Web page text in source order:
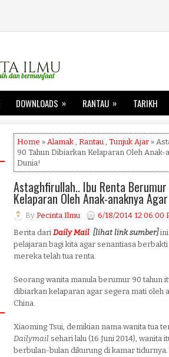
DOWNLOADS » RANTAU » TARIKH
Home » Alamak , Rantau , Tunjuk Ajar »
90 Tahun Dibiarkan Kelaparan Oleh
Dunia!
Astaghfirullah.. Ibu Renta
Kelaparan Oleh Anak-anaknya
By Pecinta Ilmu 6/18/2014 12:06:00
Berita dari Daily Mail [lihat link sumber]
pelajaran bagi kita agar senantiasa
mereka telah tua renta.
Seorang wanita manula berumur 90 tahun
dibiarkan kelaparan agar segera mati oleh
China.
Xiaoming Tsui, demikian nama wanita tua
Dailymail sehari lalu (16 Juni 2014), wanita
berbulan-bulan dikurung di kamar